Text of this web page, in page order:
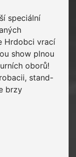
speciální
Hrdobci vrací
show plnou
oborů!
stand-
brzy